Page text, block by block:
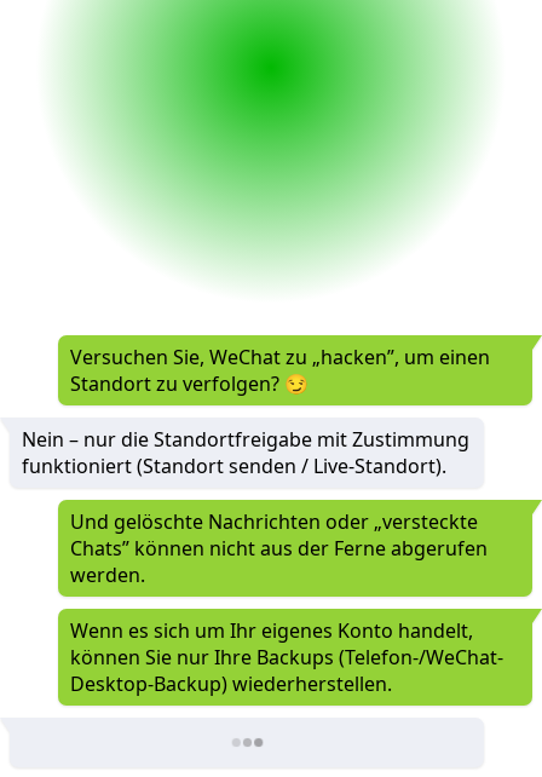
Versuchen Sie, WeChat zu „hacken”, um einen
Standort zu verfolgen? 😏
Nein – nur die Standortfreigabe mit Zustimmung
funktioniert (Standort senden / Live-Standort).
Und gelöschte Nachrichten oder „versteckte
Chats” können nicht aus der Ferne abgerufen
werden.
Wenn es sich um Ihr eigenes Konto handelt,
können Sie nur Ihre Backups (Telefon-/WeChat-
Desktop-Backup) wiederherstellen.